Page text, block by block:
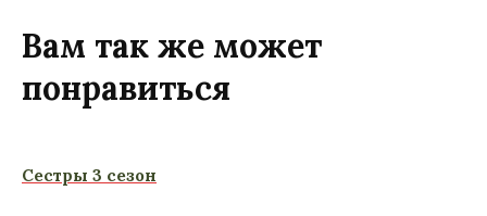
Вам так же может
понравиться
Сестры 3 сезон